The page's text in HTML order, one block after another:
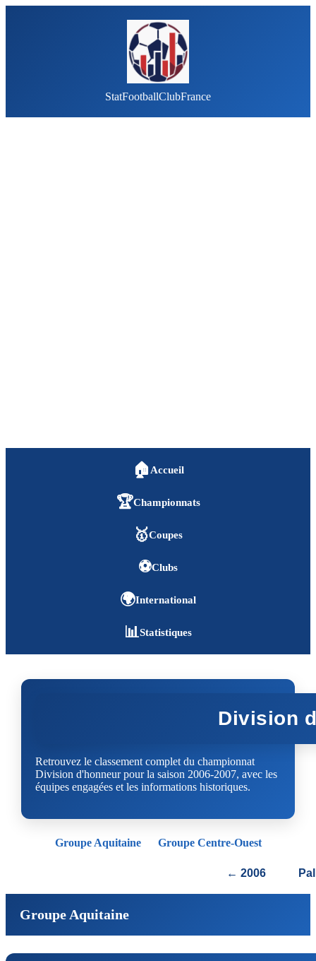
StatFootballClubFrance
🏠 Accueil
🏆Championnats
🥇Coupes
⚽Clubs
🌍International
📊Statistiques
Division
Retrouvez le classement complet du championnat
Division d'honneur pour la saison 2006-2007, avec les
équipes engagées et les informations historiques.
Groupe Aquitaine Groupe Centre-Ouest
← 2006
Groupe Aquitaine